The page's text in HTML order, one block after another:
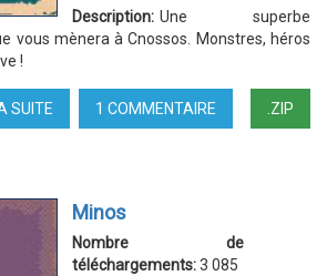
Description: Une superbe
vous mènera à Cnossos. Monstres, héros
!
.ZIP
SUITE
CNOSSOS
1 COMMENTAIRE
Minos
Nombre de
téléchargements:3 085